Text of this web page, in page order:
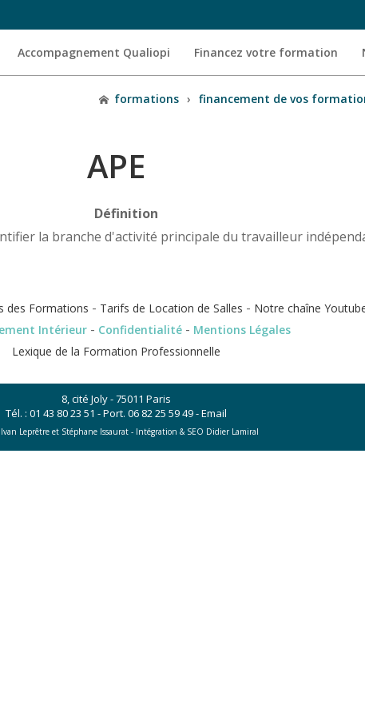
Accompagnement Qualiopi Financez votre formation
formations › financement de vos
APE
Définition
la branche d'activité principale du travailleur
des Formations - Tarifs de Location de Salles - Notre chaîne
Intérieur - Confidentialité - Mentions Légales
Lexique de la Formation Professionnelle
8, cité Joly - 75011 Paris
Tél. : 01 43 80 23 51 - Port. 06 82 25 59 49-Email
Leprêtre et Stéphane Issaurat - Intégration & SEO Didier Lamiral